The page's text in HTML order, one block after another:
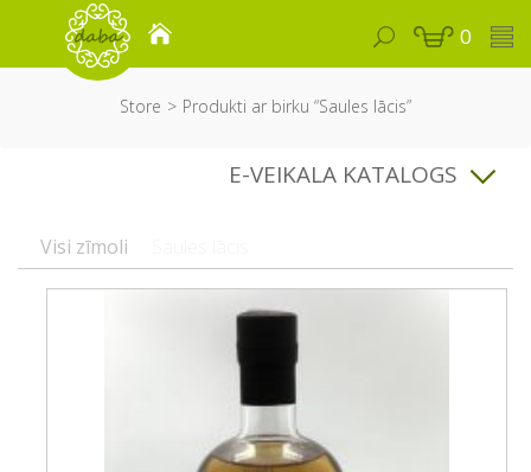
0
Store Produkti ar birku “Saules lācis”
E-VEIKALA KATALOGS
Visi zīmoli